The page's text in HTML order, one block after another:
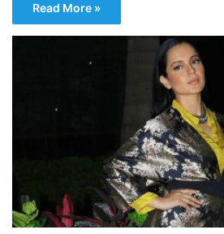
Read More »